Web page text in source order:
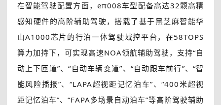
在智能驾驶配置方面，eπ008车型配备高达32颗高精
感知硬件的高阶辅助驾驶，搭载了基于黑芝麻智能华
山A1000芯片的行泊一体驾驶域控平台，在58TOPS
算力加持下，可实现高速NOA领航辅助驾驶，支持“自
动上下匝道”、“自动车辆变道”、“自动跟车前行”、“智
能风险播报”、“LAPA超视距记忆泊车”、“400米超视
距记忆泊车”、“FAPA多场景自动泊车”等高阶驾驶辅助